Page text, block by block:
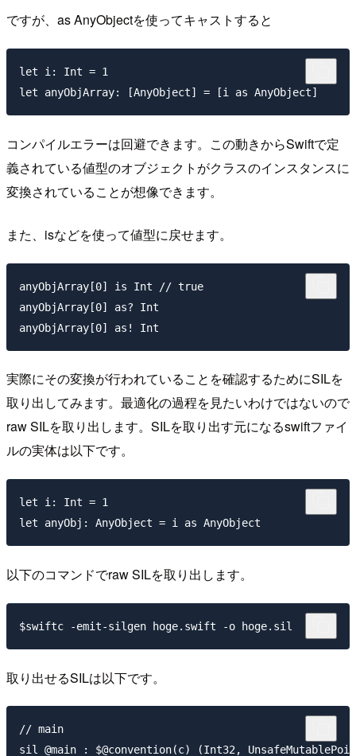
ですが、as AnyObjectを使ってキャストすると
let i: Int = 1
コンパイルエラーは回避できます。この動きからSwiftで定
義されている値型のオブジェクトがクラスのインスタンスに
変換されていることが想像できます。
また、isなどを使って値型に戻せます。
anyObjArray[0] is Int // true
anyObjArray[0] as? Int
実際にその変換が行われていることを確認するためにSILを
取り出してみます。最適化の過程を見たいわけではないので
raw SILを取り出します。SILを取り出す元になるswiftファイ
ルの実体は以下です。
let i: Int = 1
以下のコマンドでraw SILを取り出します。
取り出せるSILは以下です。
// main
sil @main : $@convention(c) (Int32,